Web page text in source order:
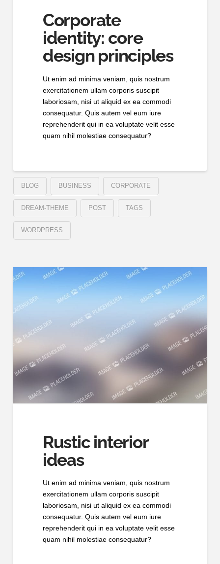
Corporate
identity: core
design principles
Ut enim ad minima veniam, quis nostrum
exercitationem ullam corporis suscipit
laboriosam, nisi ut aliquid ex ea commodi
consequatur. Quis autem vel eum iure
reprehenderit qui in ea voluptate velit esse
quam nihil molestiae consequatur?
BLOG BUSINESS CORPORATE
DREAM-THEME POST TAGS
WORDPRESS
Rustic interior
ideas
Ut enim ad minima veniam, quis nostrum
exercitationem ullam corporis suscipit
laboriosam, nisi ut aliquid ex ea commodi
consequatur. Quis autem vel eum iure
reprehenderit qui in ea voluptate velit esse
quam nihil molestiae consequatur?